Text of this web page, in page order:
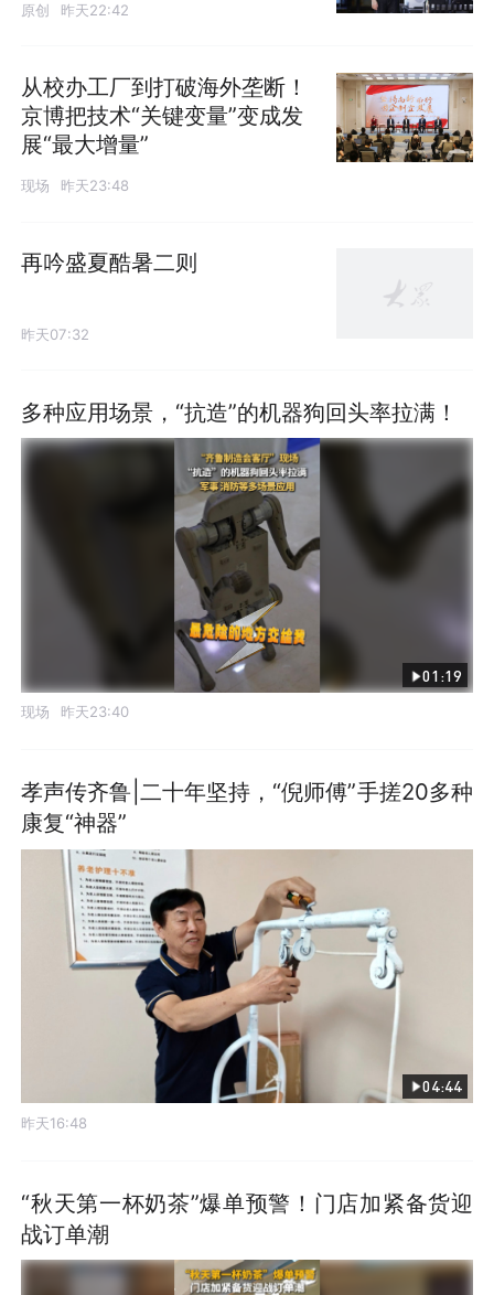
原创 昨天22:42
从校办工厂到打破海外垄断！
京博把技术“关键变量”变成发
展“最大增量”
现场 昨天23:48
再吟盛夏酷暑二则
昨天07:32
多种应用场景，“抗造”的机器狗回头率拉满！
01:19
现场 昨天23:40
孝声传齐鲁|二十年坚持，“倪师傅”手搓20多种
康复“神器”
04:44
昨天16:48
“秋天第一杯奶茶”爆单预警！门店加紧备货迎
战订单潮